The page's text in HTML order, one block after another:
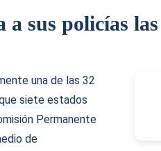
sus policías
una de las 32
siete estados
Permanente
de